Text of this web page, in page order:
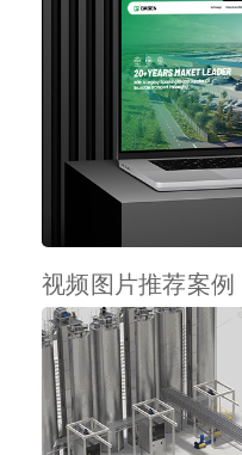
视频图片推荐案例